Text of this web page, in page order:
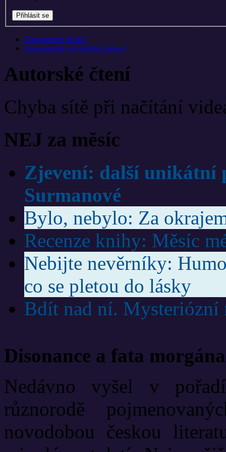
Zapomenuté heslo?
Zapomenuté uživatelské jméno?
Autorské čtení
Chyba sítě při načítání
NEJ za měsíc
Zjevení: další unikátní
Surmanové
Bylo, nebylo: Za
Recenze knihy: Měsíc
Nebijte nevěrníky:
co se pletou do lásky
Bdít nad ní. Mysteriózní
Disonance a fata morgána
Nedávno vyšel v
různorodě
novodobou českou